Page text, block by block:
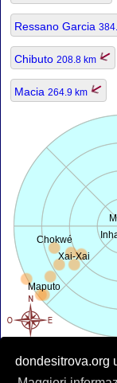
dondesitrova.org
Ressano Garcia
Chibuto 208.8 km
Macia 264.9 km
Maputo
Xai-Xai
Chokwé